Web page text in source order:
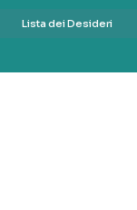
Lista dei Desideri